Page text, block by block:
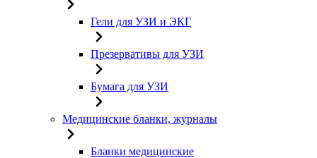
Гели для УЗИ и ЭКГ
Презервативы для УЗИ
Бумага для УЗИ
Медицинские бланки, журналы
Бланки медицинские